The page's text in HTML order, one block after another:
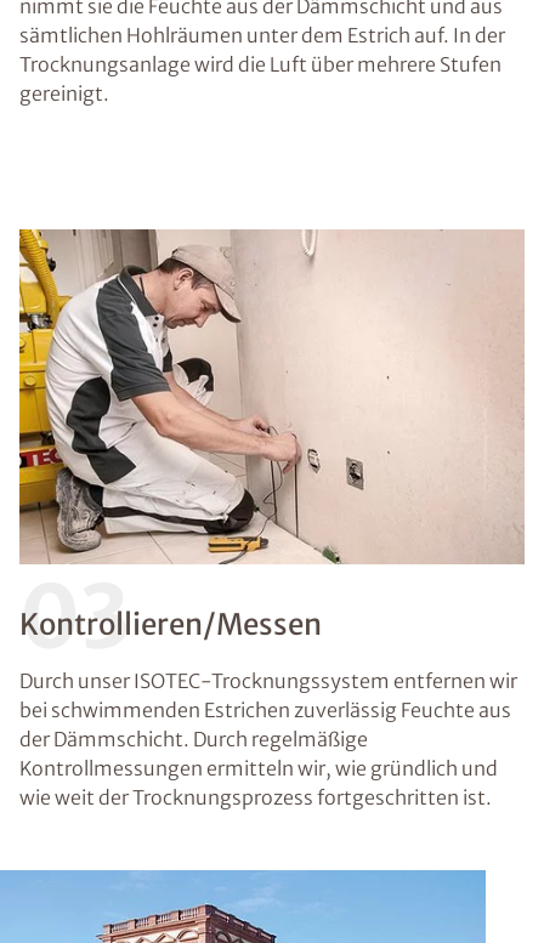
nimmt sie die Feuchte aus der Dämmschicht und aus
sämtlichen Hohlräumen unter dem Estrich auf. In der
Trocknungsanlage wird die Luft über mehrere Stufen
gereinigt.
03
Kontrollieren/Messen
Durch unser ISOTEC-Trocknungssystem entfernen wir
bei schwimmenden Estrichen zuverlässig Feuchte aus
der Dämmschicht. Durch regelmäßige
Kontrollmessungen ermitteln wir, wie gründlich und
wie weit der Trocknungsprozess fortgeschritten ist.